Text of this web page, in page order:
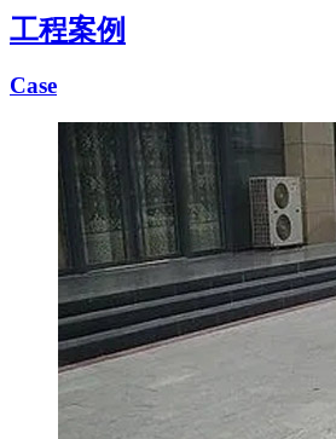
工程案例
Case